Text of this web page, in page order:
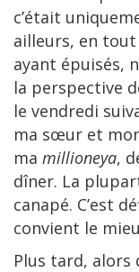
c’était
ailleurs, en tout
ayant épuisés,
la perspective
le vendredi
ma sœur et
ma millioneya,
dîner. La
canapé. C’est
convient le
Plus tard, alors